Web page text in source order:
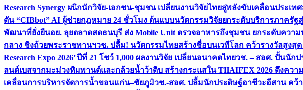
Research Synergy ผนึกนักวิจัย-เอกชน-ชุมชน เปลี่ยนงานวิจัยไทยสู่พลังขับเคลื่อนประเทศ
ดัน “CIBbot” AI ผู้ช่วยกฎหมาย 24 ชั่วโมง ต้นแบบนวัตกรรมวิจัยยกระดับบริการภาครัฐ
พัฒนาที่ยั่งยืนอย. ลุยตลาดสดธนบุรี ส่ง Mobile Unit ตรวจอาหารถึงชุมชน ยกระดับควา
กลาง ชิงถ้วยพระราชทานฯวช. ปลื้ม! นวัตกรรมไทยสร้างชื่อบนเวทีโลก คว้ารางวัลสูงสุด
Research Expo 2026’ ปีที่ 21 โชว์ 1,000 ผลงานวิจัย เปลี่ยนอนาคตไทยวช. – สอศ. ปั้นนักป
ลนต์เบสจากมะม่วงหิมพานต์และกล้วยน้ำว้าดิบ สร้างกระแสใน THAIFEX 2026 ดึงควา
เคลื่อนการบริหารจัดการน้ำขอนแก่น–ชัยภูมิวช.-สอศ. ปลื้มนักประดิษฐ์อาชีวะอีสาน คว้า